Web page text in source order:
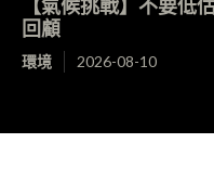
【氣候挑戰】不要低
回顧
環境 2026-08-10